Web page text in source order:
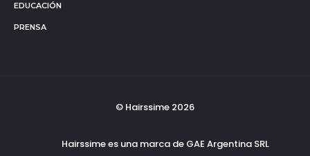
EDUCACIÓN
PRENSA
© Hairssime 2026
Hairssime es una marca de GAE Argentina SRL